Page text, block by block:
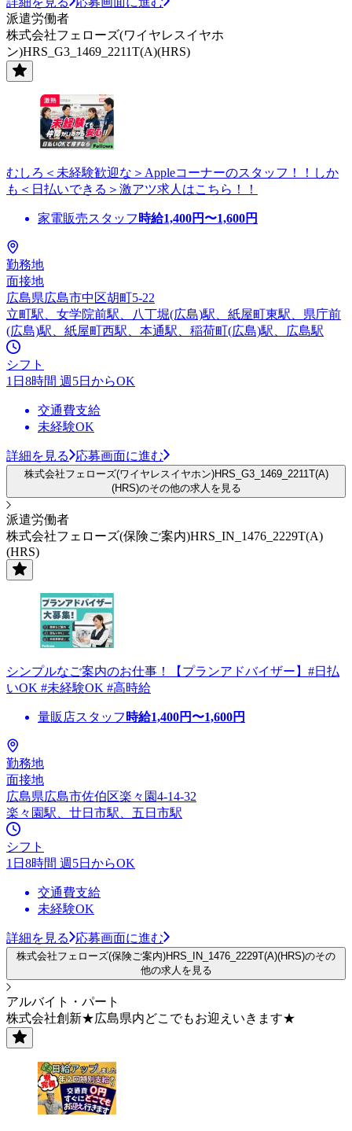
派遣労働者
株式会社フェローズ(ワイヤレスイヤホ
ン)HRS_G3_1469_2211T(A)(HRS)
むしろ＜未経験歓迎な＞Appleコーナーのスタッフ！！しか
も＜日払いできる＞激アツ求人はこちら！！
家電販売スタッフ 時給1,400円〜1,600円
勤務地
面接地
広島県広島市中区胡町5-22
立町駅、女学院前駅、八丁堀(広島)駅、紙屋町東駅、県庁前
(広島)駅、紙屋町西駅、本通駅、稲荷町(広島)駅、広島駅
シフト
1日8時間 週5日からOK
交通費支給
未経験OK
詳細を見る 応募画面に進む
株式会社フェローズ(ワイヤレスイヤホン)HRS_G3_1469_2211T(A)
(HRS)のその他の求人を見る
派遣労働者
株式会社フェローズ(保険ご案内)HRS_IN_1476_2229T(A)
(HRS)
シンプルなご案内のお仕事！【プランアドバイザー】#日払
いOK #未経験OK #高時給
量販店スタッフ 時給1,400円〜1,600円
勤務地
面接地
広島県広島市佐伯区楽々園4-14-32
楽々園駅、廿日市駅、五日市駅
シフト
1日8時間 週5日からOK
交通費支給
未経験OK
詳細を見る 応募画面に進む
株式会社フェローズ(保険ご案内)HRS_IN_1476_2229T(A)(HRS)のその
他の求人を見る
アルバイト・パート
株式会社創新★広島県内どこでもお迎えいきます★